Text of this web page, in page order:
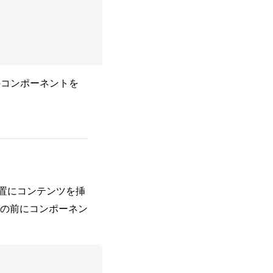
ンポーネントを
にコンテンツを挿
前にコンポーネン